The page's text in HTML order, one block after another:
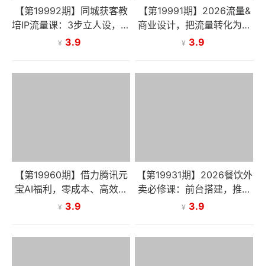
【第19992期】同城获客教
培IP流量课：3步立人设，短
视频录制，低成本锁定精准
¥ 3.9
【第19991期】2026流量&
商业设计，把流量转化为留
量，设计自己的商业模式
¥ 3.9
【第19960期】借力腾讯元
宝AI福利，零成本、高效率
搭建私域社群，引爆流量
¥ 3.9
【第19931期】2026餐饮外
卖必修课：前台搭建，推广
提权，新手创业快速盈利
¥ 3.9